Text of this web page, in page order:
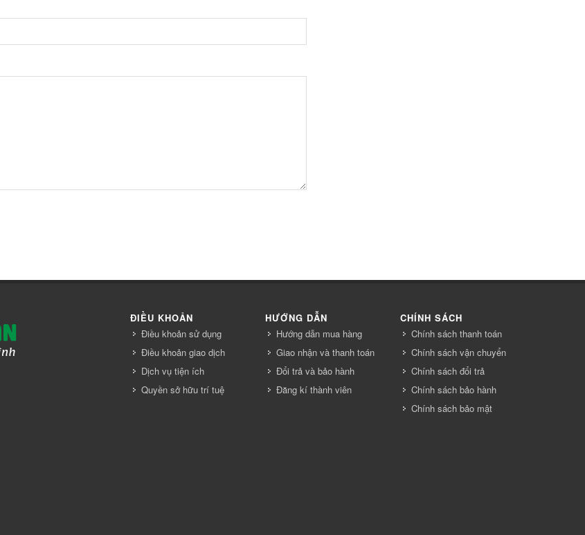
ĐIỀU KHOẢN
Điều khoản sử dụng
Điều khoản giao dịch
Dịch vụ tiện ích
Quyền sở hữu trí tuệ
HƯỚNG DẪN
Hướng dẫn mua hàng
Giao nhận và thanh toán
Đổi trả và bảo hành
Đăng kí thành viên
CHÍNH SÁCH
Chính sách thanh toán
Chính sách vận chuyển
Chính sách đổi trả
Chính sách bảo hành
Chính sách bảo mật